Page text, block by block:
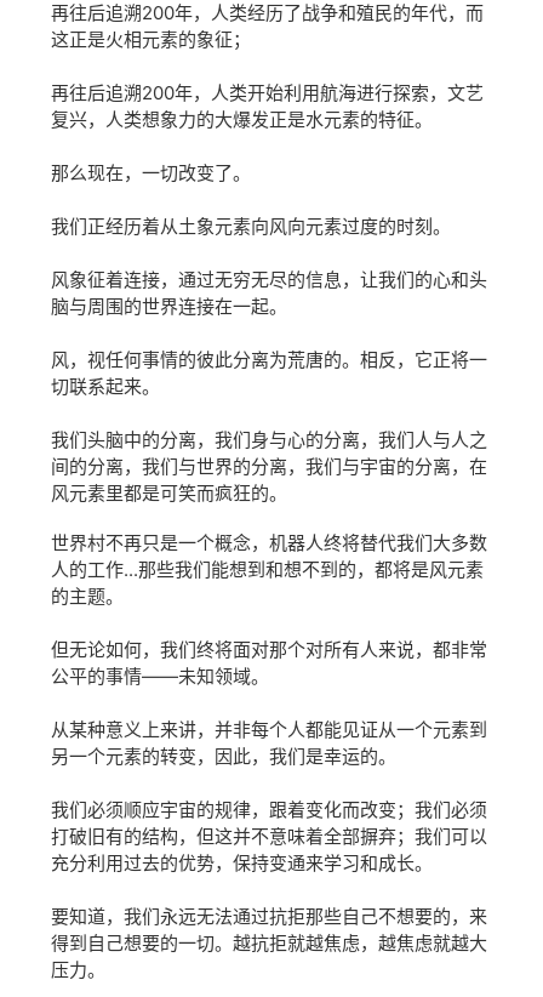
再往后追溯200年，人类经历了战争和殖民的年代，而
这正是火相元素的象征；
再往后追溯200年，人类开始利用航海进行探索，文艺
复兴，人类想象力的大爆发正是水元素的特征。
那么现在，一切改变了。
我们正经历着从土象元素向风向元素过度的时刻。
风象征着连接，通过无穷无尽的信息，让我们的心和头
脑与周围的世界连接在一起。
风，视任何事情的彼此分离为荒唐的。相反，它正将一
切联系起来。
我们头脑中的分离，我们身与心的分离，我们人与人之
间的分离，我们与世界的分离，我们与宇宙的分离，在
风元素里都是可笑而疯狂的。
世界村不再只是一个概念，机器人终将替代我们大多数
人的工作...那些我们能想到和想不到的，都将是风元素
的主题。
但无论如何，我们终将面对那个对所有人来说，都非常
公平的事情——未知领域。
从某种意义上来讲，并非每个人都能见证从一个元素到
另一个元素的转变，因此，我们是幸运的。
我们必须顺应宇宙的规律， 跟着变化而改变；我们必须
打破旧有的结构， 但这并不意味着全部摒弃；我们可以
充分利用过去的优势，保持变通来学习和成长。
要知道，我们永远无法通过抗拒那些自己不想要的，来
得到自己想要的一切。越抗拒就越焦虑，越焦虑就越大
压力。